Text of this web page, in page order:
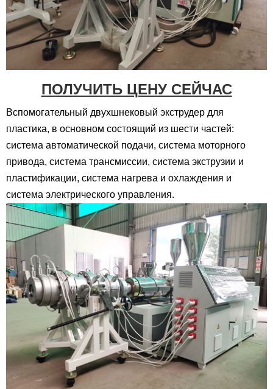
ПОЛУЧИТЬ ЦЕНУ СЕЙЧАС
Вспомогательный двухшнековый экструдер для
пластика, в основном состоящий из шести частей:
система автоматической подачи, система моторного
привода, система трансмиссии, система экструзии и
пластификации, система нагрева и охлаждения и
система электрического управления.